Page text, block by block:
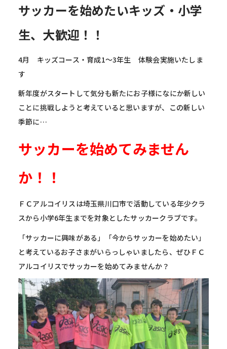
サッカーを始めたいキッズ・小学
生、大歓迎！！
4月 キッズコース・育成1～3年生 体験会実施いたしま
す
新年度がスタートして気分も新たにお子様になにか新しい
ことに挑戦しようと考えていると思いますが、この新しい
季節に…
サッカーを始めてみません
か！！
ＦＣアルコイリスは埼玉県川口市で活動している年少クラ
スから小学6年生までを対象としたサッカークラブです。
「サッカーに興味がある」「今からサッカーを始めたい」
と考えているお子さまがいらっしゃいましたら、ぜひＦＣ
アルコイリスでサッカーを始めてみませんか？